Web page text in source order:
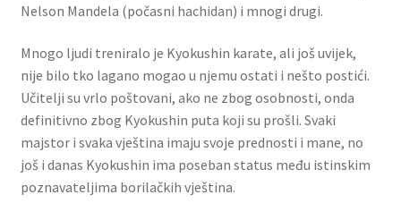
Nelson Mandela (počasni hachidan) i mnogi drugi.
Mnogo ljudi treniralo je Kyokushin karate, ali još uvijek,
nije bilo tko lagano mogao u njemu ostati i nešto postići.
Učitelji su vrlo poštovani, ako ne zbog osobnosti, onda
definitivno zbog Kyokushin puta koji su prošli. Svaki
majstor i svaka vještina imaju svoje prednosti i mane, no
još i danas Kyokushin ima poseban status među istinskim
poznavateljima borilačkih vještina.